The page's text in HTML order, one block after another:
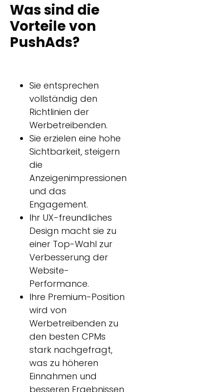
Was sind die
Vorteile von
PushAds?
Sie entsprechen
vollständig den
Richtlinien der
Werbetreibenden.
Sie erzielen eine hohe
Sichtbarkeit, steigern
die
Anzeigenimpressionen
und das
Engagement.
Ihr UX-freundliches
Design macht sie zu
einer Top-Wahl zur
Verbesserung der
Website-
Performance.
Ihre Premium-Position
wird von
Werbetreibenden zu
den besten CPMs
stark nachgefragt,
was zu höheren
Einnahmen und
besseren Ergebnissen